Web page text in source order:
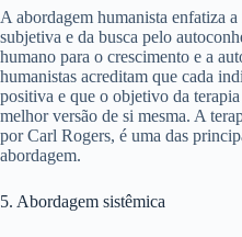
A abordagem humanista enfatiza
subjetiva e da busca pelo
humano para o crescimento e a
humanistas acreditam que cada
positiva e que o objetivo da
melhor versão de si mesma. A
por Carl Rogers, é uma das
abordagem.
5. Abordagem sistêmica